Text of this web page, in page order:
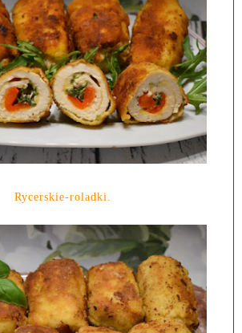
Rycerskie-roladki.